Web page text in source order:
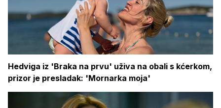
Hedviga iz 'Braka na prvu' uživa na obali s kćerkom,
prizor je presladak: 'Mornarka moja'